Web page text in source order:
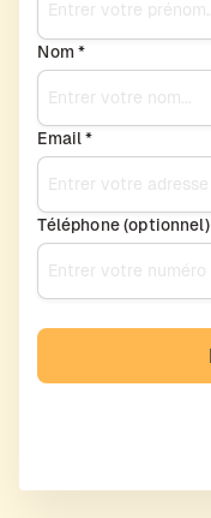
Nom *
Email *
Téléphone (optionnel)